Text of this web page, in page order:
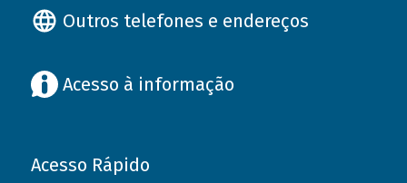
Outros telefones e endereços
Acesso à informação
Acesso Rápido